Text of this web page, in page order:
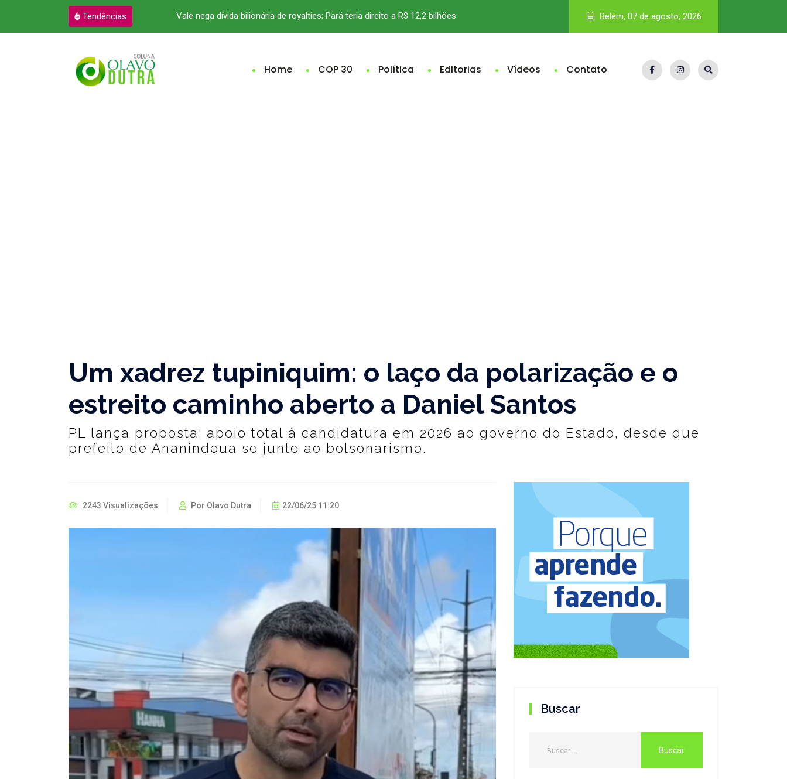
Tendências
à advocacia no Pará Vale nega dívida bilionária de royalties; Pará teria direito a R$ 12,2 bilhões Pará fica abaixo da média nacional no Ideb e eleva pressão
Belém, 07 de agosto, 2026
Home COP 30 Política Editorias Vídeos Contato
Um xadrez tupiniquim: o laço da polarização e o
estreito caminho aberto a Daniel Santos
PL lança proposta: apoio total à candidatura em 2026 ao governo do Estado, desde que
prefeito de Ananindeua se junte ao bolsonarismo.
2243 Visualizações Por Olavo Dutra 22/06/25 11:20
Buscar